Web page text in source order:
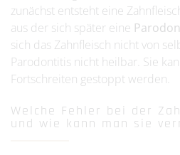
zunächst entsteht eine
aus der sich später eine
sich das Zahnfleisch nicht von
Parodontitis nicht heilbar. Sie
Fortschreiten gestoppt werden.
Welche Fehler bei der
und wie kann man sie